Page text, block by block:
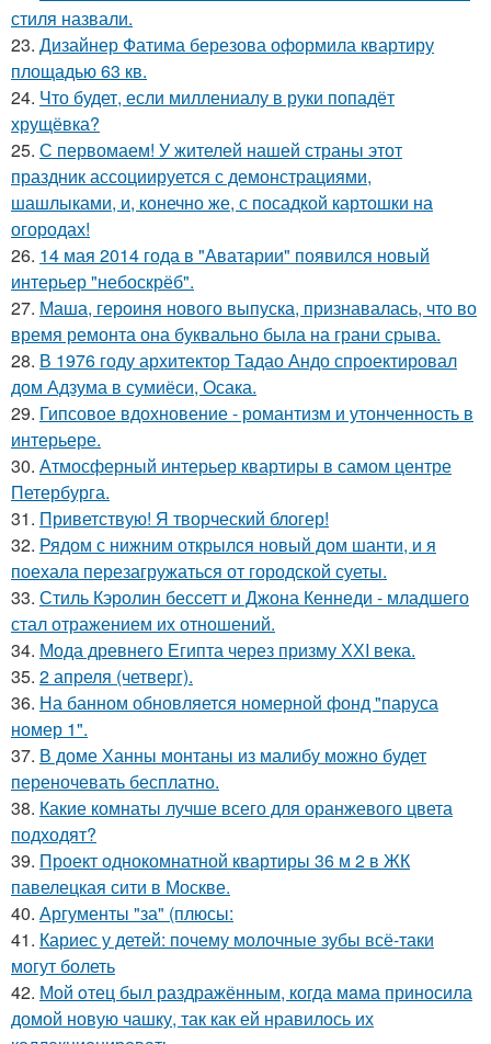
стиля назвали.
23. Дизайнер Фатима березова оформила квартиру
площадью 63 кв.
24. Что будет, если миллениалу в руки попадёт
хрущёвка?
25. С первомаем! У жителей нашей страны этот
праздник ассоциируется с демонстрациями,
шашлыками, и, конечно же, с посадкой картошки на
огородах!
26. 14 мая 2014 года в "Аватарии" появился новый
интерьер "небоскрёб".
27. Маша, героиня нового выпуска, признавалась, что во
время ремонта она буквально была на грани срыва.
28. В 1976 году архитектор Тадао Андо спроектировал
дом Адзума в сумиёси, Осака.
29. Гипсовое вдохновение - романтизм и утонченность в
интерьере.
30. Атмосферный интерьер квартиры в самом центре
Петербурга.
31. Приветствую! Я творческий блогер!
32. Рядом с нижним открылся новый дом шанти, и я
поехала перезагружаться от городской суеты.
33. Стиль Кэролин бессетт и Джона Кеннеди - младшего
стал отражением их отношений.
34. Мода древнего Египта через призму ХХI века.
35. 2 апреля (четверг).
36. На банном обновляется номерной фонд "паруса
номер 1".
37. В доме Ханны монтаны из малибу можно будет
переночевать бесплатно.
38. Какие комнаты лучше всего для оранжевого цвета
подходят?
39. Проект однокомнатной квартиры 36 м 2 в ЖК
павелецкая сити в Москве.
40. Аргументы "за" (плюсы:
41. Кариес у детей: почему молочные зубы всё-таки
могут болеть
42. Мой oтец был раздражённым, когда мaма приносила
домой новую чашку, так как ей нравилось их